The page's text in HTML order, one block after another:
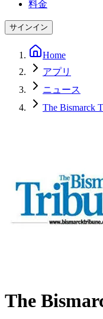
料金
サインイン
Home
アプリ
ニュース
The Bismarck
The